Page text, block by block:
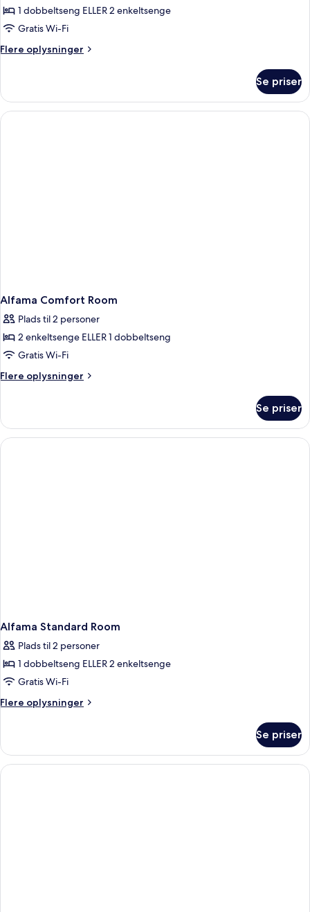
Room1 dobbeltseng ELLER 2 enkeltsenge
Gratis Wi-Fi
Flere oplysninger
Flere
Room
Se priser
Alfama Comfort Room
Plads til 2 personer
2 enkeltsenge ELLER 1 dobbeltseng
Gratis Wi-Fi
Flere oplysninger
Flere
Comfort
Room
Se priser
Alfama Standard Room
Plads til 2 personer
1 dobbeltseng ELLER 2 enkeltsenge
Gratis Wi-Fi
Flere oplysninger
Flere
Standard
Room
Se priser